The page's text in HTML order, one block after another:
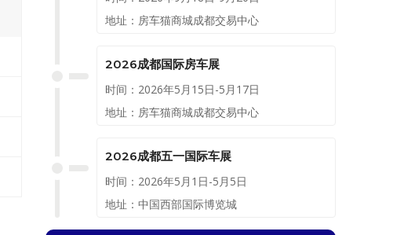
地址：房车猫商城成都交易中心
2026成都国际房车展
时间：2026年5月15日-5月17日
地址：房车猫商城成都交易中心
2026成都五一国际车展
时间：2026年5月1日-5月5日
地址：中国西部国际博览城